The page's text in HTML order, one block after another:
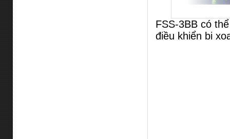
FSS-3BB có
điều khiển bi